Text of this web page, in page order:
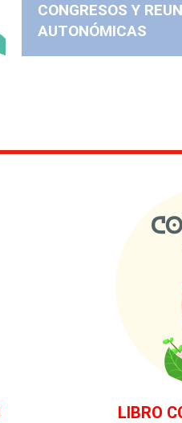
CONGRESOS Y
AUTONÓMICAS
LIBRO